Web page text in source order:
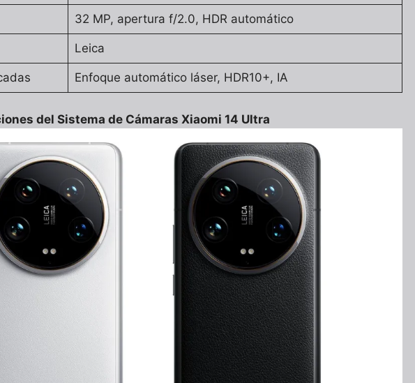
32 MP, apertura f/2.0, HDR automático
Leica
Enfoque automático láser, HDR10+, IA
del Sistema de Cámaras Xiaomi 14 Ultra